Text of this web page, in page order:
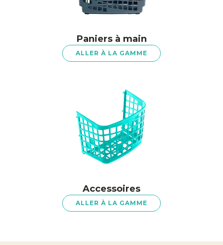
Paniers à main
ALLER À LA GAMME
Accessoires
ALLER À LA GAMME